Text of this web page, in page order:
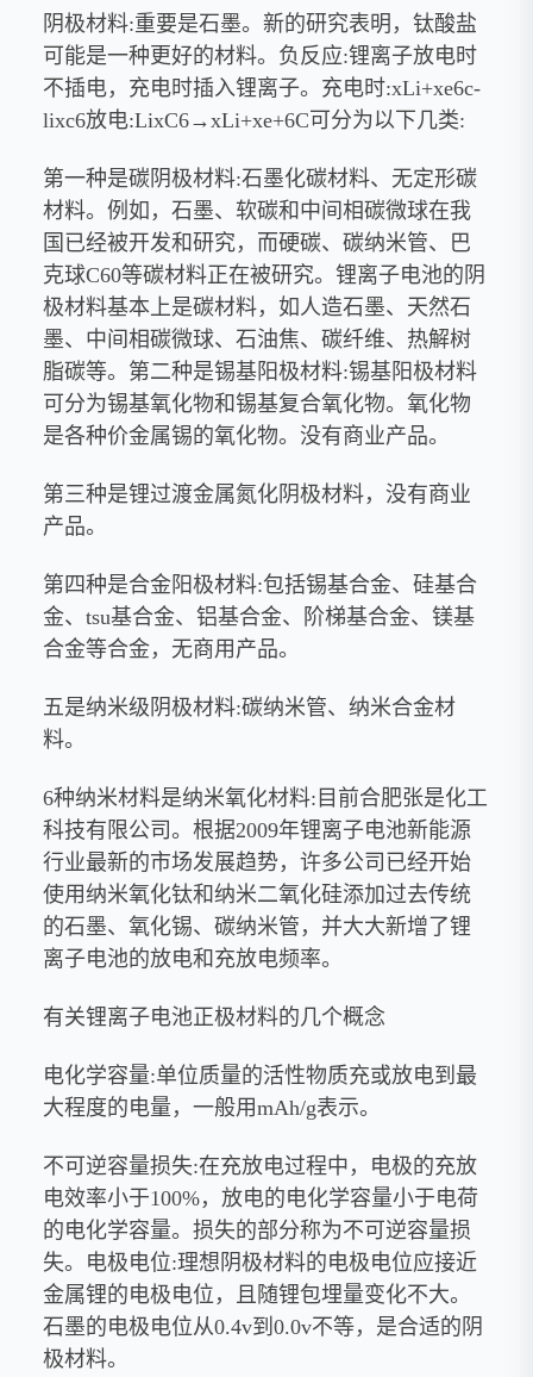
阴极材料:重要是石墨。新的研究表明，钛酸盐
可能是一种更好的材料。负反应:锂离子放电时
不插电，充电时插入锂离子。充电时:xLi+xe6c-
lixc6放电:LixC6→xLi+xe+6C可分为以下几类:
第一种是碳阴极材料:石墨化碳材料、无定形碳
材料。例如，石墨、软碳和中间相碳微球在我
国已经被开发和研究，而硬碳、碳纳米管、巴
克球C60等碳材料正在被研究。锂离子电池的阴
极材料基本上是碳材料，如人造石墨、天然石
墨、中间相碳微球、石油焦、碳纤维、热解树
脂碳等。第二种是锡基阳极材料:锡基阳极材料
可分为锡基氧化物和锡基复合氧化物。氧化物
是各种价金属锡的氧化物。没有商业产品。
第三种是锂过渡金属氮化阴极材料，没有商业
产品。
第四种是合金阳极材料:包括锡基合金、硅基合
金、tsu基合金、铝基合金、阶梯基合金、镁基
合金等合金，无商用产品。
五是纳米级阴极材料:碳纳米管、纳米合金材
料。
6种纳米材料是纳米氧化材料:目前合肥张是化工
科技有限公司。根据2009年锂离子电池新能源
行业最新的市场发展趋势，许多公司已经开始
使用纳米氧化钛和纳米二氧化硅添加过去传统
的石墨、氧化锡、碳纳米管，并大大新增了锂
离子电池的放电和充放电频率。
有关锂离子电池正极材料的几个概念
电化学容量:单位质量的活性物质充或放电到最
大程度的电量，一般用mAh/g表示。
不可逆容量损失:在充放电过程中，电极的充放
电效率小于100%，放电的电化学容量小于电荷
的电化学容量。损失的部分称为不可逆容量损
失。电极电位:理想阴极材料的电极电位应接近
金属锂的电极电位，且随锂包埋量变化不大。
石墨的电极电位从0.4v到0.0v不等，是合适的阴
极材料。